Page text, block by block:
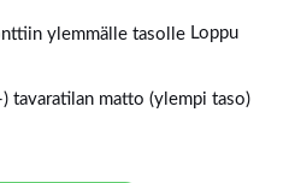
Loppu
tavaratilan matto (ylempi taso)